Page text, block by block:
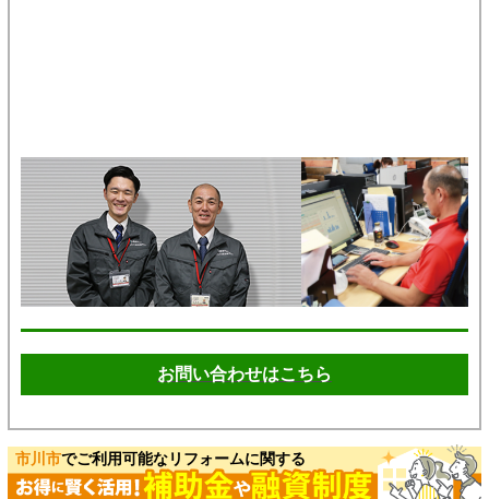
お問い合わせはこちら
市川市でご利用可能なリフォームに関する